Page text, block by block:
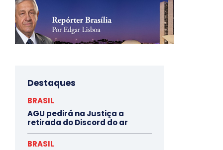
Destaques
BRASIL
AGU pedirá na Justiça a
retirada do Discord do ar
BRASIL